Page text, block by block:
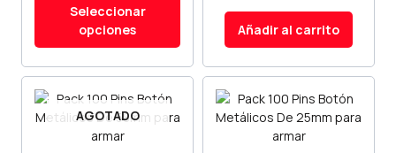
Seleccionar
opciones
Añadir al carrito
AGOTADO